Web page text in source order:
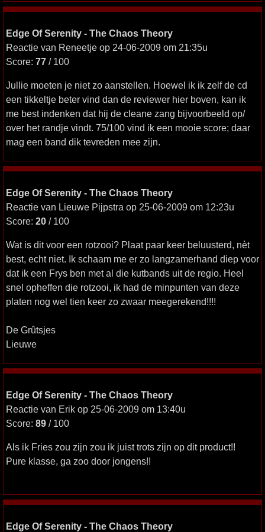
Edge Of Serenity - The Chaos Theory
Reactie van Reneetje op 24-06-2009 om 21:35u
Score: 77 / 100
Jullie moeten je niet zo aanstellen. Hoewel ik ik zelf de cd
een tikkeltje beter vind dan de reviewer hier boven, kan ik
me best indenken dat hij de cleane zang bijvoorbeeld op/
over het randje vindt. 75/100 vind ik een mooie score; daar
mag een band dik tevreden mee zijn.
Edge Of Serenity - The Chaos Theory
Reactie van Lieuwe Pijpstra op 25-06-2009 om 12:23u
Score: 20 / 100
Wat is dit voor een rotzooi? Plaat paar keer beluusterd, nèt
best, echt niet. Ik schaam me er zo langzamerhand diep voor
dat ik een Frys ben met al die kutbands uit de regio. Heel
snel opheffen die rotzooi, ik had de minpunten van deze
platen nog wel tien keer zo zwaar meegerekend!!!!
De Grûtsjes
Lieuwe
Edge Of Serenity - The Chaos Theory
Reactie van Erik op 25-06-2009 om 13:40u
Score: 89 / 100
Als ik Fries zou zijn zou ik juist trots zijn op dit product!!
Pure klasse, ga zoo door jongens!!
Edge Of Serenity - The Chaos Theory